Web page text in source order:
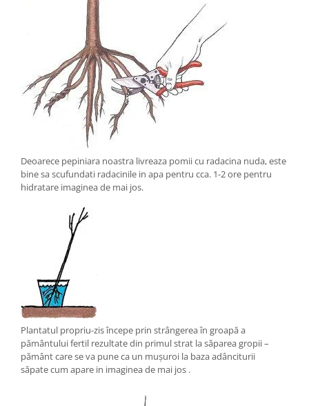
Deoarece pepiniara noastra livreaza pomii cu radacina nuda, este
bine sa scufundati radacinile in apa pentru cca. 1-2 ore pentru
hidratare imaginea de mai jos.
Plantatul propriu-zis începe prin strângerea în groapă a
pământului fertil rezultate din primul strat la săparea gropii –
pământ care se va pune ca un mușuroi la baza adânciturii
săpate cum apare in imaginea de mai jos .